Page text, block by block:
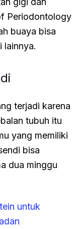
Periodontology
buaya bisa
lainnya.
terjadi karena
tubuh itu
yang memiliki
bisa
dua minggu
untuk